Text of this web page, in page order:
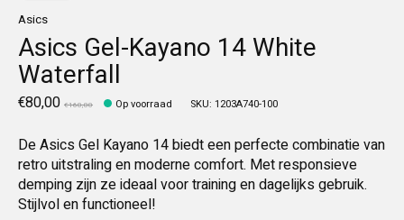
Asics
Asics Gel-Kayano 14 White
Waterfall
€80,00 €160,00 Op voorraad SKU: 1203A740-100
De Asics Gel Kayano 14 biedt een perfecte combinatie van
retro uitstraling en moderne comfort. Met responsieve
demping zijn ze ideaal voor training en dagelijks gebruik.
Stijlvol en functioneel!